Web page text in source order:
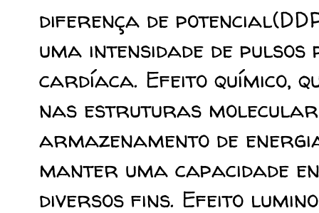
diferença de
uma intensidade de
cardíaca. Efeito químico,
nas estruturas
armazenamento de
manter uma capacidade
diversos fins. Efeito